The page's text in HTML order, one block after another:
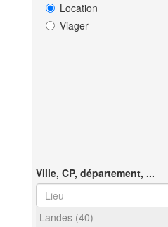
Location
Viager
Ville, CP, département, ...
Landes (40)